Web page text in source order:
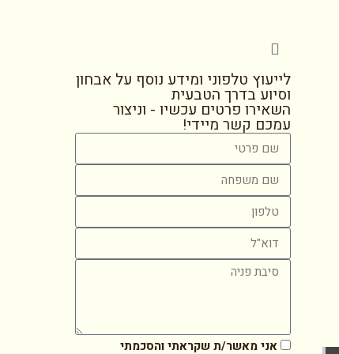
לייעוץ טלפוני ומידע נוסף על אבחון
וסיוע בדרך הטבעית
השאירו פרטים עכשיו - וניצור
עמכם קשר מיידי!
אני מאשר/ת שקראתי והסכמתי